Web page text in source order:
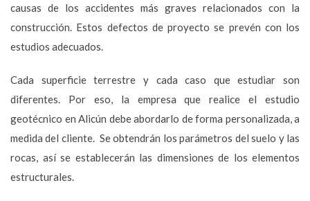
causas de los accidentes más graves relacionados con la
construcción. Estos defectos de proyecto se prevén con los
estudios adecuados.
Cada superficie terrestre y cada caso que estudiar son
diferentes. Por eso, la empresa que realice el estudio
geotécnico en Alicún debe abordarlo de forma personalizada, a
medida del cliente. Se obtendrán los parámetros del suelo y las
rocas, así se establecerán las dimensiones de los elementos
estructurales.